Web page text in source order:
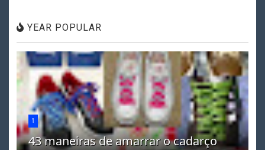
YEAR POPULAR
1
43 maneiras de amarrar o cadarço